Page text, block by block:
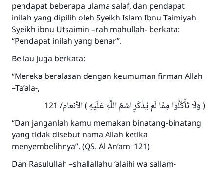
pendapat beberapa ulama salaf, dan pendapat
inilah yang dipilih oleh Syeikh Islam Ibnu Taimiyah.
Syeikh ibnu Utsaimin –rahimahullah- berkata:
“Pendapat inilah yang benar”.
Beliau juga berkata:
“Mereka beralasan dengan keumuman firman Allah
–Ta’ala-,
( وَلَا تَأْكُلُوا مِمَّا لَمْ يُذْكَرِ اسْمُ اللَّهِ عَلَيْهِ ) الأنعام/ 121
“Dan janganlah kamu memakan binatang-binatang
yang tidak disebut nama Allah ketika
menyembelihnya”. (QS. Al An’am: 121)
Dan Rasulullah –shallallahu ‘alaihi wa sallam-